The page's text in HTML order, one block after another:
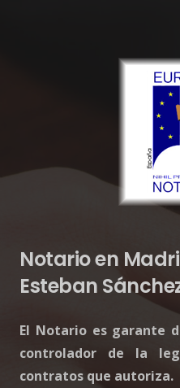
Notario en
Esteban
El Notario es garante
controlador de la
contratos que autoriza.